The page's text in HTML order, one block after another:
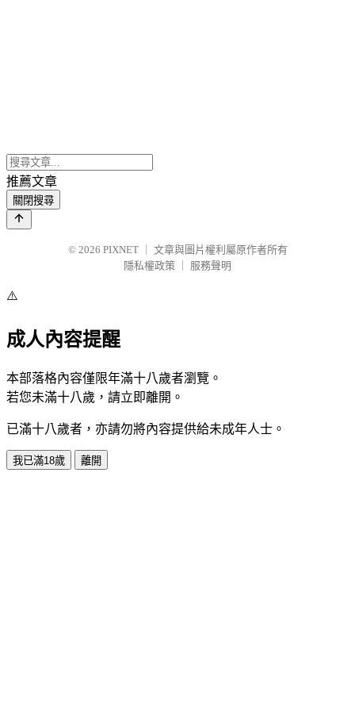
推薦文章
關閉搜尋
© 2026 PIXNET
文章與圖片權利屬原作者所有
隱私權政策
服務聲明
⚠️
成人內容提醒
本部落格內容僅限年滿十八歲者瀏覽。
若您未滿十八歲，請立即離開。
已滿十八歲者，亦請勿將內容提供給未成年人士。
我已滿18歲 離開